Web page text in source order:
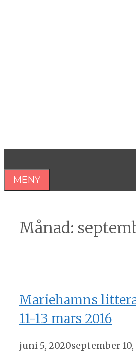
MENY
Månad:
Mariehamns
11-13 mars 2016
juni 5, 2020september 10,